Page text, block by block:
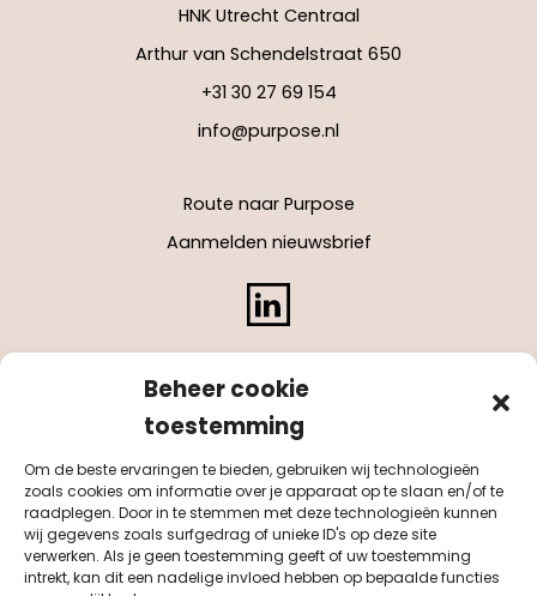
Beheer cookie
toestemming
Om de beste ervaringen te bieden, gebruiken wij technologieën
zoals cookies om informatie over je apparaat op te slaan en/of te
raadplegen. Door in te stemmen met deze technologieën kunnen
wij gegevens zoals surfgedrag of unieke ID's op deze site
verwerken. Als je geen toestemming geeft of uw toestemming
intrekt, kan dit een nadelige invloed hebben op bepaalde functies
HNK Utrecht Centraal
Arthur van Schendelstraat 650
+31 30 27 69 154
info@purpose.nl
Route naar Purpose
Aanmelden nieuwsbrief